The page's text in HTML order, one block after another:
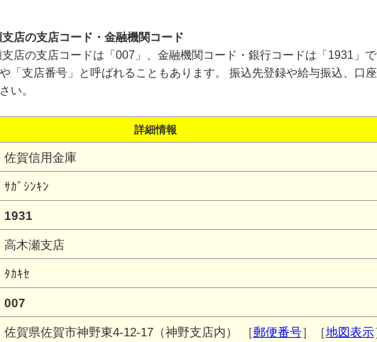
店の支店コード・金融機関コード
店の支店コードは「007」、金融機関コード・銀行コードは「1931」
「支店番号」と呼ばれることもあります。 振込先登録や給与振込、口
い。
詳細情報
佐賀信用金庫
ｻｶﾞｼﾝｷﾝ
1931
高木瀬支店
ﾀｶｷｾ
007
佐賀県佐賀市神野東4-12-17（神野支店内） ［郵便番号］［地図表示